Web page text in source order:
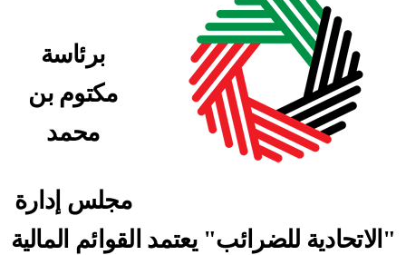
برئاسة
مكتوم بن
محمد
مجلس إدارة
"الاتحادية للضرائب" يعتمد القوائم المالية